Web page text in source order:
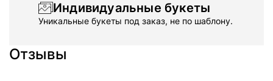
Индивидуальные букеты
Уникальные букеты под заказ, не по шаблону.
Отзывы